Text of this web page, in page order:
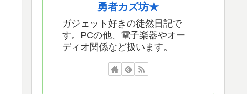
勇者カズ坊★
ガジェット好きの徒然日記で
す。PCの他、電子楽器やオー
ディオ関係など扱います。